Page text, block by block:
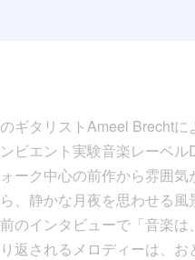
ギタリストAmeel Brecht
ビエント実験音楽レーベ
ーク中心の前作から雰囲
、静かな月夜を思わせる
のインタビューで「音楽
返されるメロディーは、